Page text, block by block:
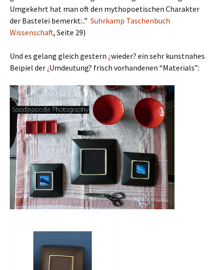
Umgekehrt hat man oft den mythopoetischen Charakter
der Bastelei bemerkt:..” Suhrkamp Taschenbuch
Wissenschaft, Seite 29)
Und es gelang gleich gestern ¿wieder? ein sehr kunstnahes
Beipiel der ¿Umdeutung? frisch vorhandenen “Materials”: